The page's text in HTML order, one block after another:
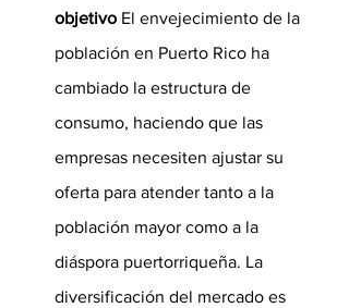
objetivo El envejecimiento de la
población en Puerto Rico ha
cambiado la estructura de
consumo, haciendo que las
empresas necesiten ajustar su
oferta para atender tanto a la
población mayor como a la
diáspora puertorriqueña. La
diversificación del mercado es